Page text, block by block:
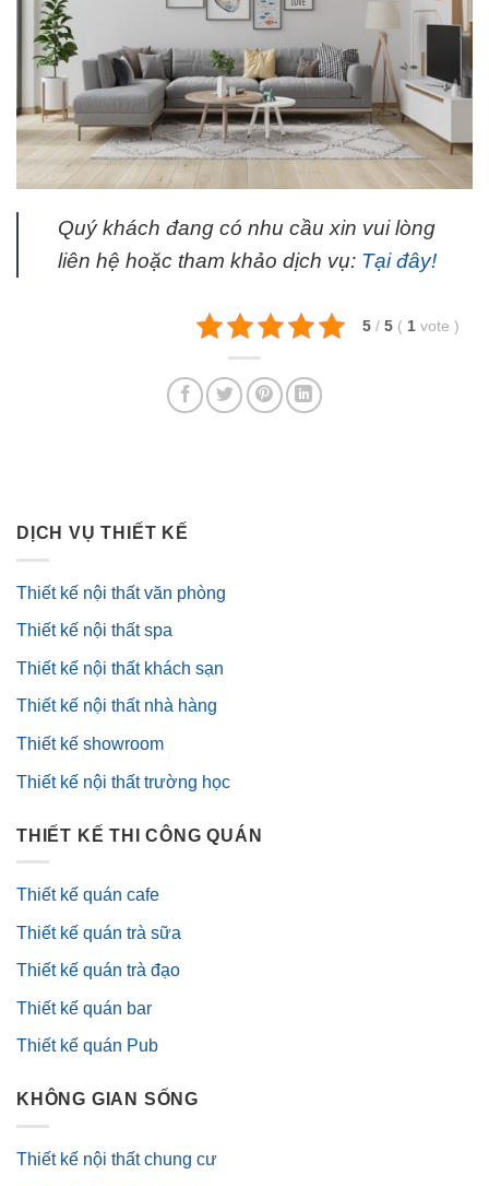
Quý khách đang có nhu cầu xin vui lòng
liên hệ hoặc tham khảo dịch vụ: Tại đây!
5 / 5 ( 1 vote )
DỊCH VỤ THIẾT KẾ
Thiết kế nội thất văn phòng
Thiết kế nội thất spa
Thiết kế nội thất khách sạn
Thiết kế nội thất nhà hàng
Thiết kế showroom
Thiết kế nội thất trường học
THIẾT KẾ THI CÔNG QUÁN
Thiết kế quán cafe
Thiết kế quán trà sữa
Thiết kế quán trà đạo
Thiết kế quán bar
Thiết kế quán Pub
KHÔNG GIAN SỐNG
Thiết kế nội thất chung cư